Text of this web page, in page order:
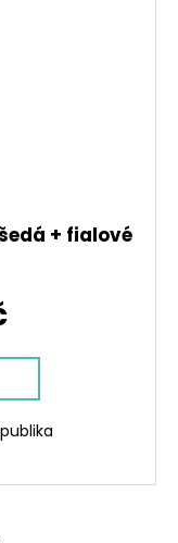
+ fialové